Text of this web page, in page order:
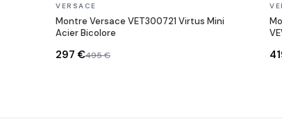
En stock
VERSACE
Montre Versace VET300721 Virtus Mini
Acier Bicolore
297 €495 €